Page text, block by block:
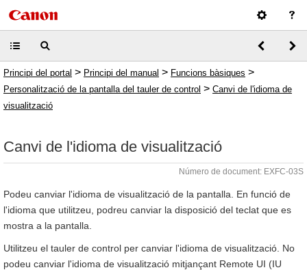
Principi del portal > Principi del manual > Funcions bàsiques >
Personalització de la pantalla del tauler de control > Canvi de l'idioma de
visualització
Canvi de l'idioma de visualització
Número de document: EXFC-03S
Podeu canviar l'idioma de visualització de la pantalla. En funció de
l'idioma que utilitzeu, podreu canviar la disposició del teclat que es
mostra a la pantalla.
Utilitzeu el tauler de control per canviar l'idioma de visualització. No
podeu canviar l'idioma de visualització mitjançant Remote UI (IU